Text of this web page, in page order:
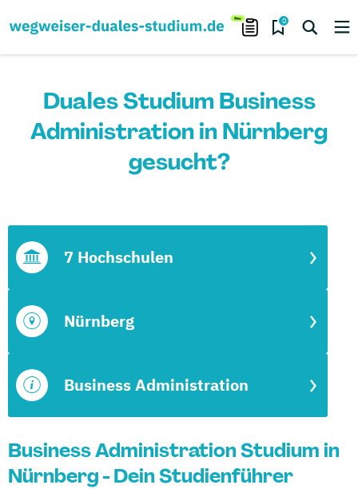
0
Duales Studium Business
Administration in Nürnberg
gesucht?
Business Administration
Nürnberg
7 Hochschulen
Business Administration Studium in
Nürnberg - Dein Studienführer